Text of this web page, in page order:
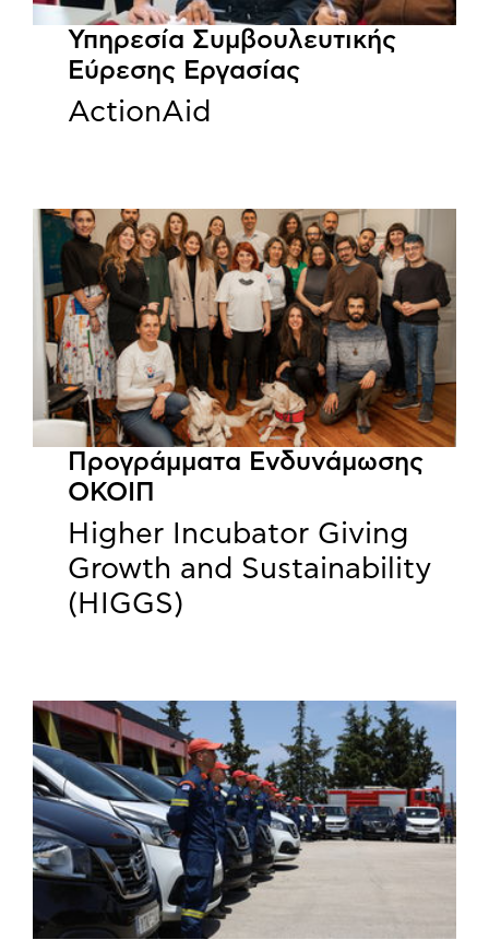
Υπηρεσία Συμβουλευτικής
Εύρεσης Εργασίας
ActionAid
Προγράμματα Ενδυνάμωσης
ΟΚΟΙΠ
Higher Incubator Giving
Growth and Sustainability
(HIGGS)